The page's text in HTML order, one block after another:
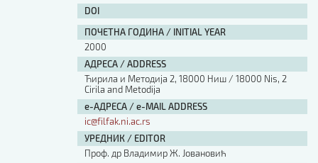
Шаблон прве стране и импресума [B5, ћир]
Шаблон прве стране и импресума [B5, лат]
Шаблон прве стране и импресума [B5, енг]
Етички кодекс
ПРЕТРАГА ИЗДАЊА
Наслов или део наслова
DOI
ПОЧЕТНА ГОДИНА / INITIAL YEAR
2000
АДРЕСА / ADDRESS
Ћирила и Методија 2, 18000 Ниш / 18000 Nis, 2
Cirila and Metodija
е-АДРЕСА / e-MAIL ADDRESS
ic@filfak.ni.ac.rs
УРЕДНИК / EDITOR
Проф. др Владимир Ж. Јовановић